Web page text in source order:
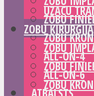
ZOBU
ZOBU
ALL-ON-4
ALL-ON-6
UZACU
ZOBU ĶIRURĢIJA
ZOBU
ZOBU
ZOBU